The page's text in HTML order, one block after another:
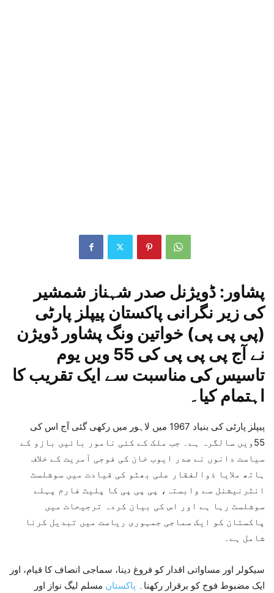
پشاور: ڈویژنل صدر شہناز شمشیر
کی زیر نگرانی پاکستان پیپلز پارٹی
(پی پی پی) خواتین ونگ پشاور ڈویژن
نے آج پی پی پی کی 55 ویں یوم
تاسیس کی مناسبت سے ایک تقریب کا
اہتمام کیا۔
پیپلز پارٹی کی بنیاد 1967 میں لاہور میں رکھی گئی آج اس کی
55ویں سالگرہ ہے۔ جب ملک کے کئی نامور بائیں بازو کے
سیاست دانوں نے صدر ایوب خان کی فوجی آمریت کے خلاف
ہاتھ ملایا ذوالفقار علی بھٹو کی قیادت میں سوشلسٹ
انٹرنیشنل سے وابستہ، پی پی پی کا پلیٹ فارم پہلے
سوشلسٹ رہا ہے اور اس کی بیان کردہ ترجیحات میں
پاکستان کو ایک سماجی جمہوری ریاست میں تبدیل کرنا
شامل ہے۔
سیکولر اور مساواتی اقدار کو فروغ دینا، سماجی انصاف کا قیام، اور
ایک مضبوط فوج کو برقرار رکھنا۔ پاکستان مسلم لیگ نواز اور